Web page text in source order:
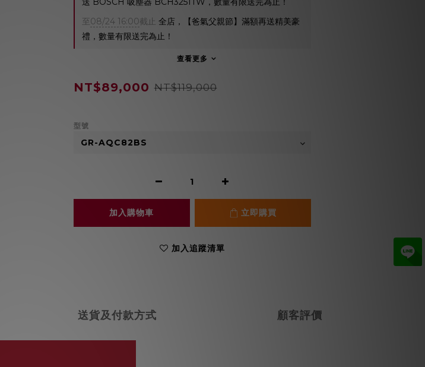
至08/24 16:00截止
全店，【爸氣父親節】滿額再送精美豪
禮，數量有限送完為止！
查看更多
NT$89,000 NT$119,000
型號
加入購物車 立即購買
加入追蹤清單
送貨及付款方式 顧客評價